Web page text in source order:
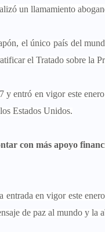
un llamamiento
el único país del
el Tratado sobre la
entró en vigor este
Estados Unidos.
con más apoyo
en vigor este
de paz al mundo y la